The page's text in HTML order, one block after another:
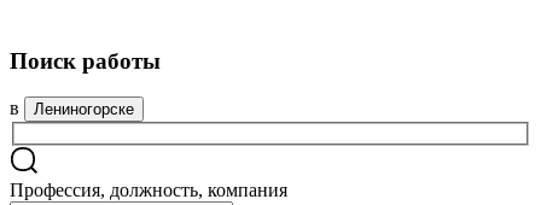
Поиск работы
в Лениногорске
Профессия, должность, компания